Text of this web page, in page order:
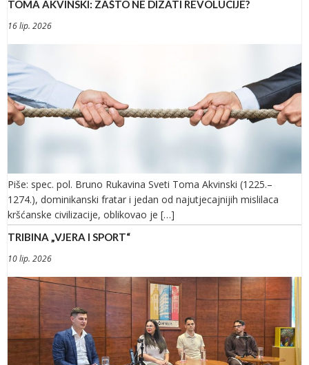
TOMA AKVINSKI: ZAŠTO NE DIZATI REVOLUCIJE?
16 lip. 2026
Piše: spec. pol. Bruno Rukavina Sveti Toma Akvinski (1225.–
1274.), dominikanski fratar i jedan od najutjecajnijih mislilaca
kršćanske civilizacije, oblikovao je […]
TRIBINA „VJERA I SPORT“
10 lip. 2026